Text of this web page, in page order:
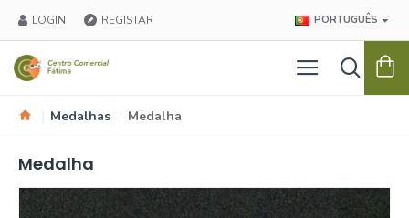
LOGIN REGISTAR PORTUGUÊS
Medalhas Medalha
Medalha